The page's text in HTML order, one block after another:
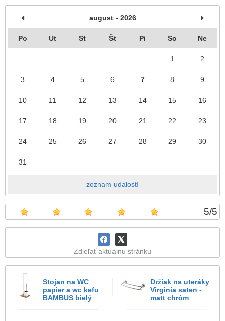
august - 2026
Po Ut St Št Pi So Ne
1 2
3 4 5 6 7 8 9
10 11 12 13 14 15 16
17 18 19 20 21 22 23
24 25 26 27 28 29 30
31
zoznam udalostí
5/5
Zdieľať aktuálnu stránku
Stojan na WC
papier a wc kefu
BAMBUS bielý
Držiak na uteráky
Virginia saten -
matt chróm